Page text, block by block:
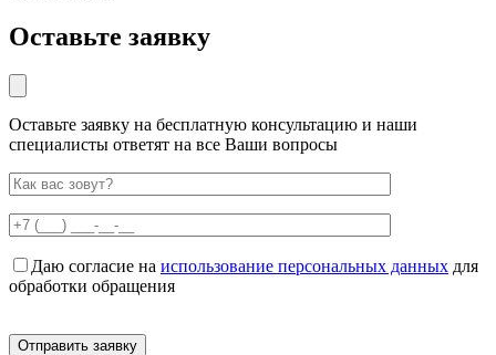
Оставьте заявку
Оставьте заявку на бесплатную консультацию и наши
специалисты ответят на все Ваши вопросы
Даю согласие на использование персональных данных для
обработки обращения